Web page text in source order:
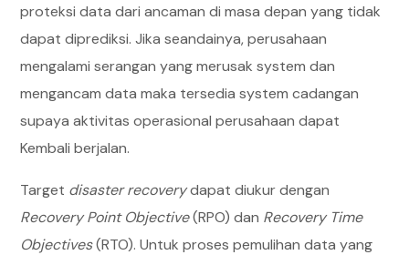
proteksi data dari ancaman di masa depan yang tidak
dapat diprediksi. Jika seandainya, perusahaan
mengalami serangan yang merusak system dan
mengancam data maka tersedia system cadangan
supaya aktivitas operasional perusahaan dapat
Kembali berjalan.
Target disaster recoverydapat diukur dengan
Recovery Point Objective(RPO) dan Recovery Time
Objectives(RTO). Untuk proses pemulihan data yang